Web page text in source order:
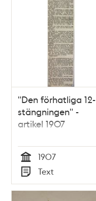
"Den förhatliga 12-
stängningen" -
artikel 1907
Tid
1907
Typ
Text